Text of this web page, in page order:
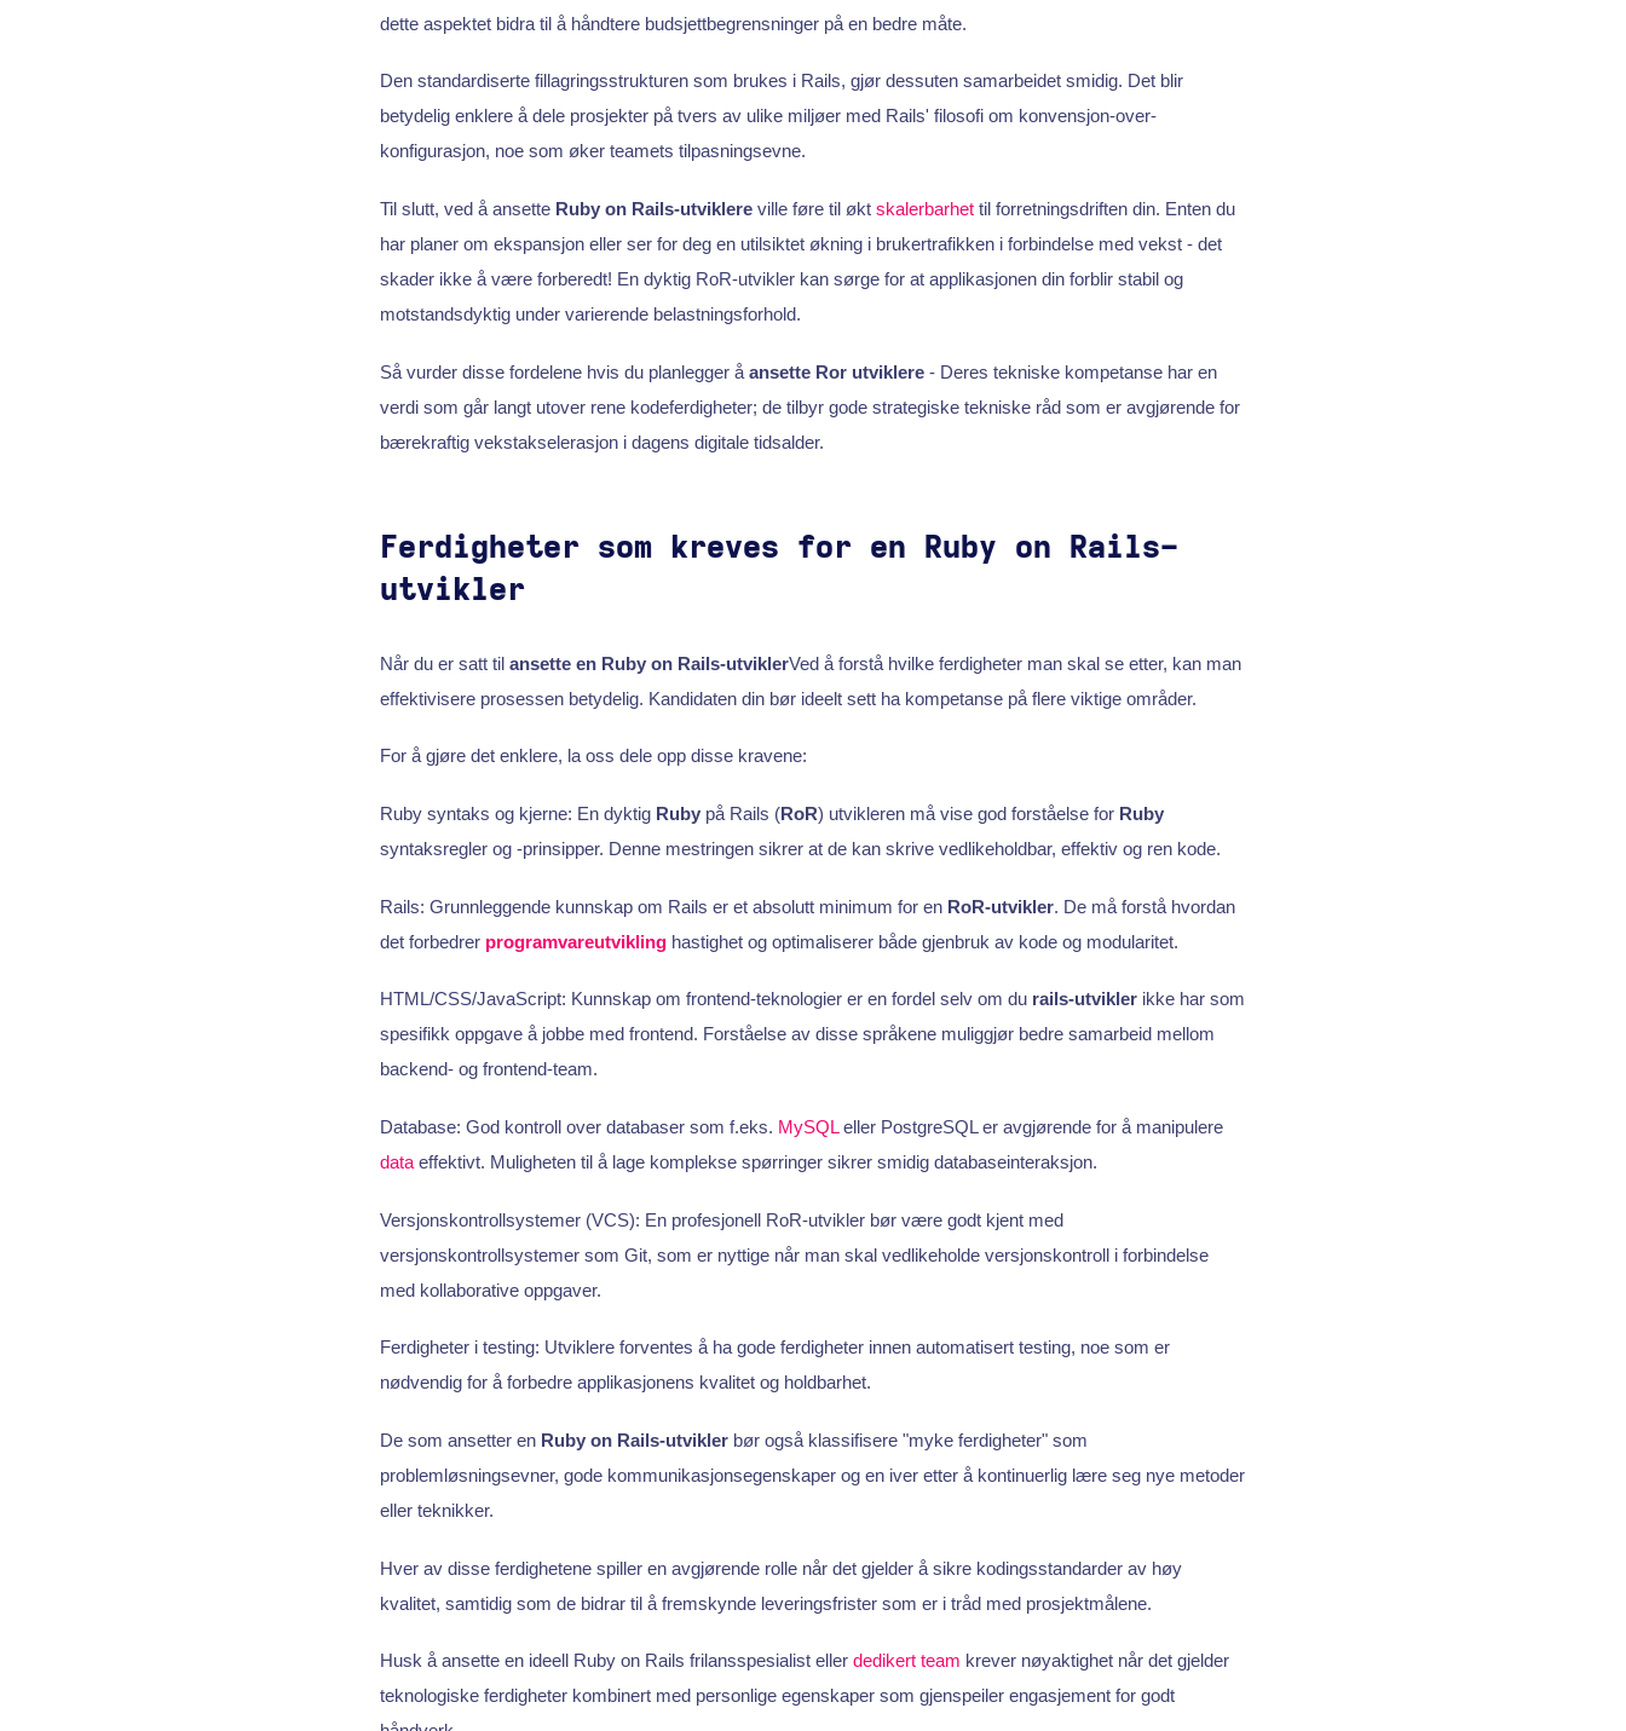
dette aspektet bidra til å håndtere budsjettbegrensninger på en bedre måte.
Den standardiserte fillagringsstrukturen som brukes i Rails, gjør dessuten samarbeidet smidig. Det blir
betydelig enklere å dele prosjekter på tvers av ulike miljøer med Rails' filosofi om konvensjon-over-
konfigurasjon, noe som øker teamets tilpasningsevne.
Til slutt, ved å ansette Ruby on Rails-utviklereville føre til økt skalerbarhettil forretningsdriften din. Enten du
har planer om ekspansjon eller ser for deg en utilsiktet økning i brukertrafikken i forbindelse med vekst - det
skader ikke å være forberedt! En dyktig RoR-utvikler kan sørge for at applikasjonen din forblir stabil og
motstandsdyktig under varierende belastningsforhold.
Så vurder disse fordelene hvis du planlegger å ansette Ror utviklere- Deres tekniske kompetanse har en
verdi som går langt utover rene kodeferdigheter; de tilbyr gode strategiske tekniske råd som er avgjørende for
bærekraftig vekstakselerasjon i dagens digitale tidsalder.
Ferdigheter som kreves for en Ruby on Rails-
utvikler
Når du er satt til ansette en Ruby on Rails-utviklerVed å forstå hvilke ferdigheter man skal se etter, kan man
effektivisere prosessen betydelig. Kandidaten din bør ideelt sett ha kompetanse på flere viktige områder.
For å gjøre det enklere, la oss dele opp disse kravene:
Ruby syntaks og kjerne: En dyktig Rubypå Rails (RoR) utvikleren må vise god forståelse for Ruby
syntaksregler og -prinsipper. Denne mestringen sikrer at de kan skrive vedlikeholdbar, effektiv og ren kode.
Rails: Grunnleggende kunnskap om Rails er et absolutt minimum for en RoR-utvikler. De må forstå hvordan
det forbedrer programvareutviklinghastighet og optimaliserer både gjenbruk av kode og modularitet.
HTML/CSS/JavaScript: Kunnskap om frontend-teknologier er en fordel selv om du rails-utviklerikke har som
spesifikk oppgave å jobbe med frontend. Forståelse av disse språkene muliggjør bedre samarbeid mellom
backend- og frontend-team.
Database: God kontroll over databaser som f.eks. MySQLeller PostgreSQL er avgjørende for å manipulere
dataeffektivt. Muligheten til å lage komplekse spørringer sikrer smidig databaseinteraksjon.
Versjonskontrollsystemer (VCS): En profesjonell RoR-utvikler bør være godt kjent med
versjonskontrollsystemer som Git, som er nyttige når man skal vedlikeholde versjonskontroll i forbindelse
med kollaborative oppgaver.
Ferdigheter i testing: Utviklere forventes å ha gode ferdigheter innen automatisert testing, noe som er
nødvendig for å forbedre applikasjonens kvalitet og holdbarhet.
De som ansetter enRuby on Rails-utvikler bør også klassifisere "myke ferdigheter" som
problemløsningsevner, gode kommunikasjonsegenskaper og en iver etter å kontinuerlig lære seg nye metoder
eller teknikker.
Hver av disse ferdighetene spiller en avgjørende rolle når det gjelder å sikre kodingsstandarder av høy
kvalitet, samtidig som de bidrar til å fremskynde leveringsfrister som er i tråd med prosjektmålene.
Husk å ansette en ideell Ruby on Rails frilansspesialist eller dedikert team krever nøyaktighet når det gjelder
teknologiske ferdigheter kombinert med personlige egenskaper som gjenspeiler engasjement for godt